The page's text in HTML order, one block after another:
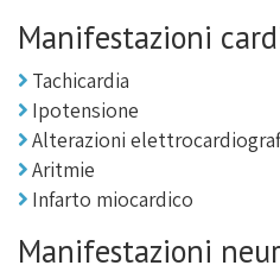
Manifestazioni
Tachicardia
Ipotensione
Alterazioni
Aritmie
Infarto miocardico
Manifestazioni